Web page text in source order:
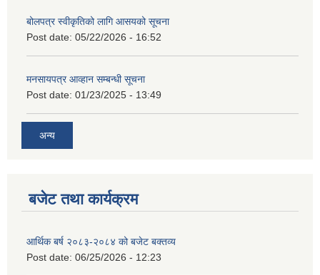
बोलपत्र स्वीकृतिको लागि आसयको सूचना
Post date: 05/22/2026 - 16:52
मनसायपत्र आव्हान सम्बन्धी सूचना
Post date: 01/23/2025 - 13:49
अन्य
बजेट तथा कार्यक्रम
आर्थिक बर्ष २०८३-२०८४ को बजेट बक्तव्य
Post date: 06/25/2026 - 12:23